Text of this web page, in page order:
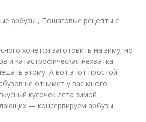
арбузы , Пошаговые рецепты с
хочется заготовить на зиму, но
и катастрофическая нехватка
этому. А вот этот простой
не отнимет у вас много
кусочек лета зимой.
— консервируем арбузы